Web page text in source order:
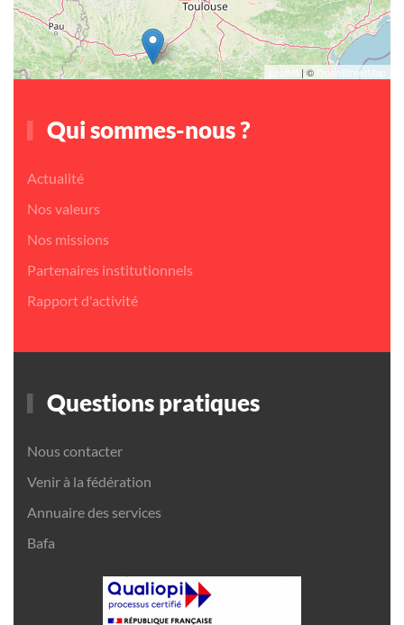
Leaflet | © OpenStreetMap
Qui sommes-nous ?
Actualité
Nos valeurs
Nos missions
Partenaires institutionnels
Rapport d'activité
Questions pratiques
Nous contacter
Venir à la fédération
Annuaire des services
Bafa